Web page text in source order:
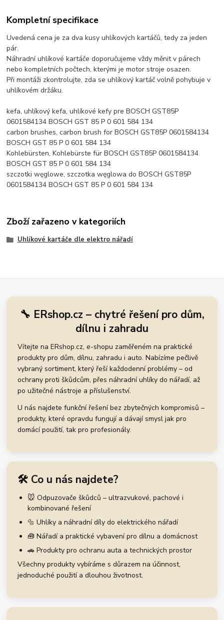
Kompletní specifikace
Uvedená cena je za dva kusy uhlíkových kartáčů, tedy za jeden
pár.
Náhradní uhlíkové kartáče doporučujeme vždy měnit v párech
nebo kompletních počtech, kterými je motor stroje osazen.
Při montáži zkontrolujte, zda se uhlíkový kartáč volně pohybuje v
uhlíkovém držáku.
kefa, uhlíkový kefa, uhlíkové kefy pre BOSCH GST85P
0601584134 BOSCH GST 85 P 0 601 584 134
carbon brushes, carbon brush for BOSCH GST85P 0601584134
BOSCH GST 85 P 0 601 584 134
Kohlebürsten, Kohlebürste für BOSCH GST85P 0601584134
BOSCH GST 85 P 0 601 584 134
szczotki węglowe, szczotka węglowa do BOSCH GST85P
0601584134 BOSCH GST 85 P 0 601 584 134
Zboží zařazeno v kategoriích
Uhlíkové kartáče dle elektro nářadí
🔧 ERshop.cz – chytré řešení pro dům,
dílnu i zahradu
Vítejte na ERshop.cz, e-shopu zaměřeném na praktické
produkty pro dům, dílnu, zahradu i auto. Nabízíme pečlivě
vybraný sortiment, který řeší každodenní problémy – od
ochrany proti škůdcům, přes náhradní uhlíky do nářadí, až
po užitečné nástroje a příslušenství.
U nás najdete funkční řešení bez zbytečných kompromisů –
produkty, které opravdu fungují a dávají smysl jak pro
domácí použití, tak pro profesionály.
🛠️ Co u nás najdete?
🐭 Odpuzovače škůdců – ultrazvukové, pachové i
kombinované řešení
🔩 Uhlíky a náhradní díly do elektrického nářadí
🧰 Nářadí a praktické vybavení pro dílnu a domácnost
🚗 Produkty pro ochranu auta a technických prostor
Všechny produkty vybíráme s důrazem na účinnost,
jednoduché použití a dlouhou životnost.